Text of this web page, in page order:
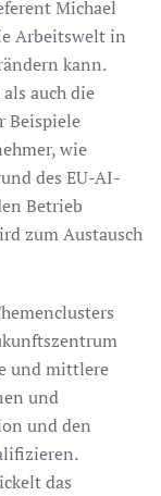
Michael
Arbeitswelt in
kann.
auch die
Beispiele
wie
des EU-AI-
Betrieb
zum Austausch
und mittlere
und
und den
das